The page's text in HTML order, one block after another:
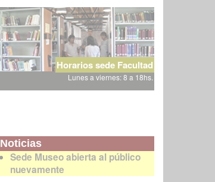
Horarios sede Facultad
Lunes a viernes: 8 a 18hs.
Noticias
Sede Museo abierta al público
nuevamente